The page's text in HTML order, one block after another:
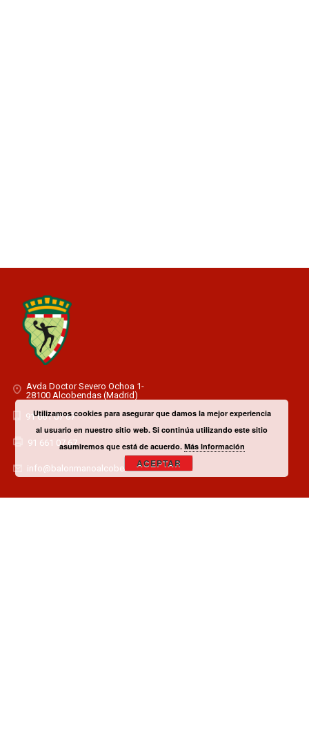
Avda Doctor Severo Ochoa 1-
28100 Alcobendas (Madrid)
91 661 07 67
91 661 07 67
info@balonmanoalcobendas.es
Utilizamos cookies para asegurar que damos la mejor experiencia
al usuario en nuestro sitio web. Si continúa utilizando este sitio
asumiremos que está de acuerdo. Más Información
ACEPTAR